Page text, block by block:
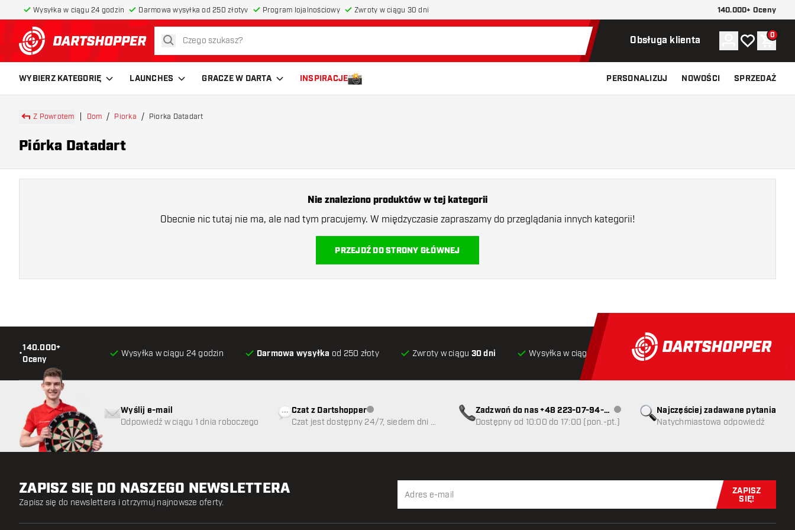
Wysyłka w ciągu 24 godzin Darmowa wysyłka od 250 złotyv Program lojalnościowy Zwroty w ciągu 30 dni 140.000+ Oceny
powrót do strony głównej
szukaj Obsługa klienta Konto
Moja listaKoszyk
0
WYBIERZ KATEGORIĘ LAUNCHES GRACZE W DARTA INSPIRACJE PERSONALIZUJ NOWOŚCI SPRZEDAŻ
Z Powrotem Dom Piorka Piorka Datadart
Piórka Datadart
Nie znaleziono produktów w tej kategorii
Obecnie nic tutaj nie ma, ale nad tym pracujemy. W międzyczasie zapraszamy do przeglądania innych kategorii!
PRZEJDŹ DO STRONY GŁÓWNEJ
•
140.000+
Oceny
Wysyłka w ciągu 24 godzin Darmowa wysyłka od 250 złoty Zwroty w ciągu 30 dni Wysyłka w ciągu 24 godzin Darmowa wysyłka od 250 złoty
Najczęściej zadawane pytania
Natychmiastowa odpowiedź
Wyślij e-mail
Odpowiedź w ciągu 1 dnia roboczego
Czat z DartshopperObsługa klienta niedostępna
Czat jest dostępny 24/7, siedem dni w
Zadzwoń do nas +48 223-07-94-
89
Obsługa klienta niedostępna
Dostępny od 10:00 do 17:00 (pon.-pt.)
ZAPISZ SIĘ DO NASZEGO NEWSLETTERA
Zapisz się do newslettera i otrzymuj najnowsze oferty.
Zapisz się
ZAPISZ
SIĘ!